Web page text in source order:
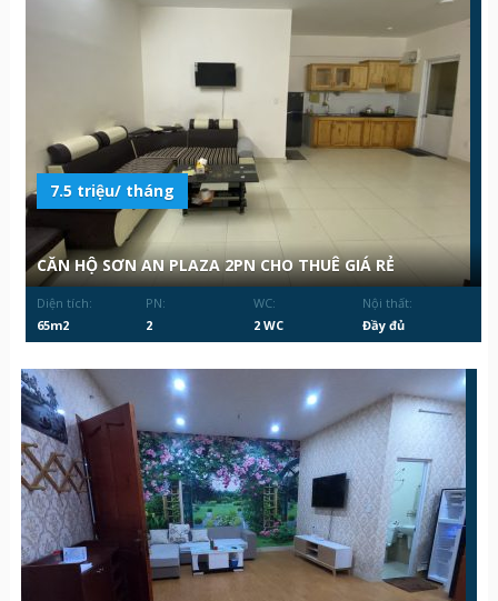
7.5 triệu/ tháng
CĂN HỘ SƠN AN PLAZA 2PN CHO THUÊ GIÁ RẺ
Diện tích:
65m2
PN:
2
WC:
2 WC
Nội thất:
Đầy đủ